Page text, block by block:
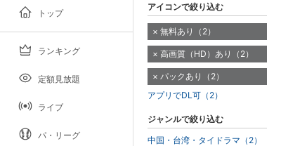
トップ
ランキング
定額見放題
ライブ
パ・リーグ
アイコンで絞り込む
無料あり（2）
高画質（HD）あり（2）
パックあり（2）
アプリでDL可（2）
ジャンルで絞り込む
中国・台湾・タイドラマ（2）